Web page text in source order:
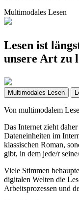
Multimodales Lesen
Lesen ist
unsere Art zu
Multimodales Lesen
Von multimodalem
Das Internet zieht
Dateneinheiten im
klassischen Roman,
gibt, in dem jede/r
Viele Stimmen
digitalen Welten die
Arbeitsprozessen und